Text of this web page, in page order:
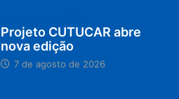
Projeto CUTUCAR abre
nova edição
7 de agosto de 2026